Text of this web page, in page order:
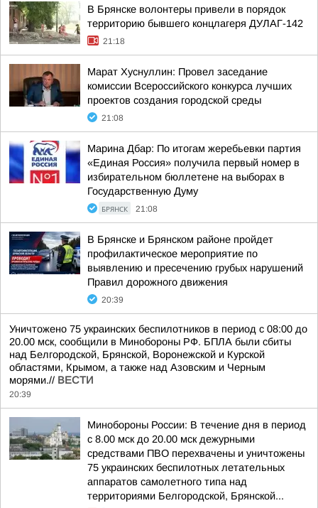
В Брянске волонтеры привели в порядок
территорию бывшего концлагеря ДУЛАГ-142
21:18
Марат Хуснуллин: Провел заседание
комиссии Всероссийского конкурса лучших
проектов создания городской среды
21:08
Марина Дбар: По итогам жеребьевки партия
«Единая Россия» получила первый номер в
избирательном бюллетене на выборах в
Государственную Думу
БРЯНСК 21:08
В Брянске и Брянском районе пройдет
профилактическое мероприятие по
выявлению и пресечению грубых нарушений
Правил дорожного движения
20:39
Уничтожено 75 украинских беспилотников в период с 08:00 до
20.00 мск, сообщили в Минобороны РФ. БПЛА были сбиты
над Белгородской, Брянской, Воронежской и Курской
областями, Крымом, а также над Азовским и Черным
морями.// ВЕСТИ
20:39
Минобороны России: В течение дня в период
с 8.00 мск до 20.00 мск дежурными
средствами ПВО перехвачены и уничтожены
75 украинских беспилотных летательных
аппаратов самолетного типа над
территориями Белгородской, Брянской...